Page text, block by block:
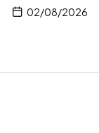
02/08/2026